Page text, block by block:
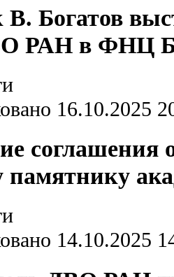
Богатов
РАН в ФНЦ
16.10.2025
соглашения
памятнику
14.10.2025